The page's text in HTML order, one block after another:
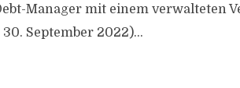
Manager mit einem verwalteten
September 2022)...